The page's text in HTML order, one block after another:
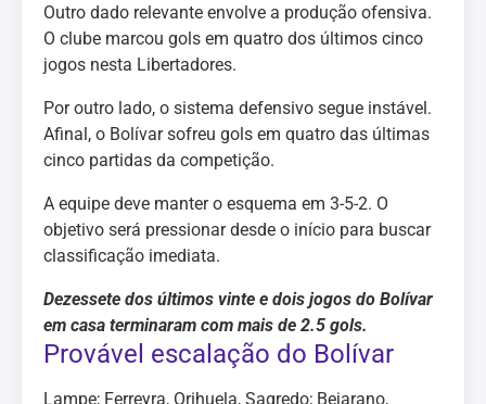
Outro dado relevante envolve a produção ofensiva.
O clube marcou gols em quatro dos últimos cinco
jogos nesta Libertadores.
Por outro lado, o sistema defensivo segue instável.
Afinal, o Bolívar sofreu gols em quatro das últimas
cinco partidas da competição.
A equipe deve manter o esquema em 3-5-2. O
objetivo será pressionar desde o início para buscar
classificação imediata.
Dezessete dos últimos vinte e dois jogos do Bolívar
em casa terminaram com mais de 2.5 gols.
Provável escalação do Bolívar
Lampe; Ferreyra, Orihuela, Sagredo; Bejarano,